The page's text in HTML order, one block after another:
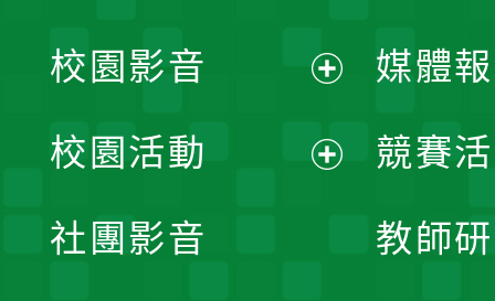
媒體
競賽
教師
校園影音
開
校園活動
社團影音